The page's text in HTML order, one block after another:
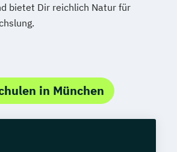
bietet Dir reichlich Natur für
in München